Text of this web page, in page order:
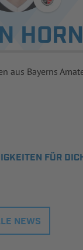
aus Bayerns
FÜR
NEWS